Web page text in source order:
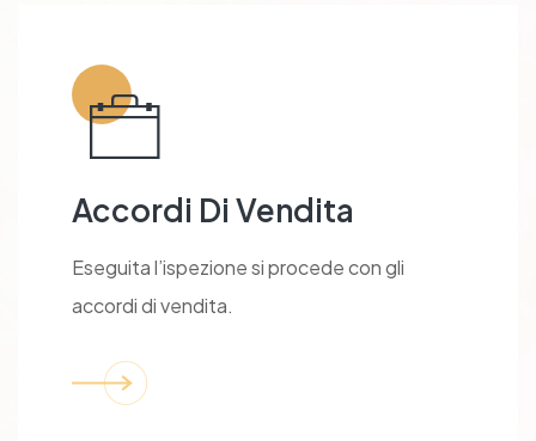
Accordi Di Vendita
Eseguita l’ispezione si procede con gli
accordi di vendita.